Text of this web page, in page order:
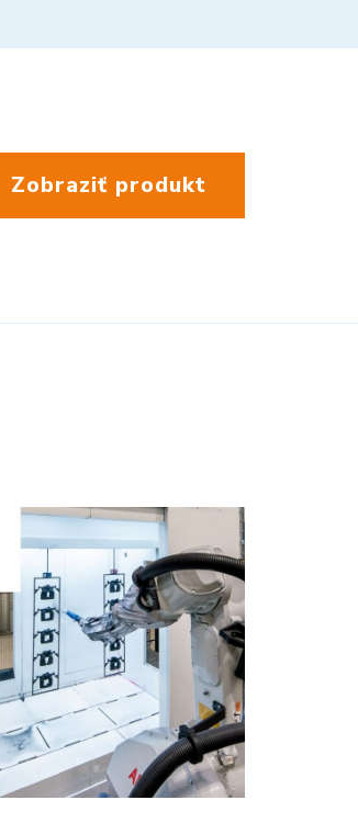
Zobraziť produkt